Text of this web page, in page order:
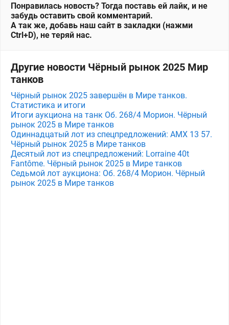
Понравилась новость? Тогда поставь ей лайк, и не
забудь оставить свой комментарий.
А так же, добавь наш сайт в закладки (нажми
Ctrl+D), не теряй нас.
Другие новости Чёрный рынок 2025 Мир
танков
Чёрный рынок 2025 завершён в Мире танков.
Статистика и итоги
Итоги аукциона на танк Об. 268/4 Морион. Чёрный
рынок 2025 в Мире танков
Одиннадцатый лот из спецпредложений: AMX 13 57.
Чёрный рынок 2025 в Мире танков
Десятый лот из спецпредложений: Lorraine 40t
Fantôme. Чёрный рынок 2025 в Мире танков
Седьмой лот аукциона: Об. 268/4 Морион. Чёрный
рынок 2025 в Мире танков